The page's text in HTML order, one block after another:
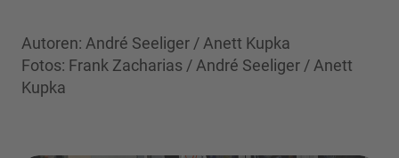
Autoren: André Seeliger / Anett Kupka
Fotos: Frank Zacharias / André Seeliger / Anett
Kupka